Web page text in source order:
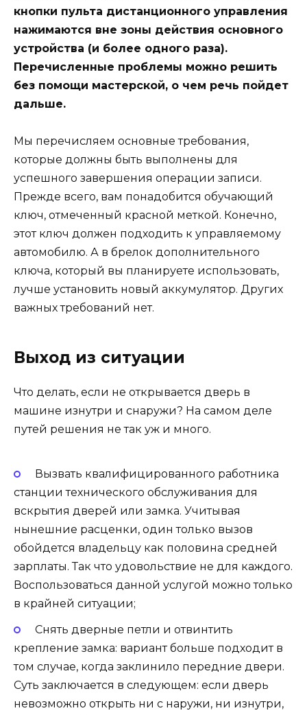
кнопки пульта дистанционного управления
нажимаются вне зоны действия основного
устройства (и более одного раза).
Перечисленные проблемы можно решить
без помощи мастерской, о чем речь пойдет
дальше.
Мы перечисляем основные требования,
которые должны быть выполнены для
успешного завершения операции записи.
Прежде всего, вам понадобится обучающий
ключ, отмеченный красной меткой. Конечно,
этот ключ должен подходить к управляемому
автомобилю. А в брелок дополнительного
ключа, который вы планируете использовать,
лучше установить новый аккумулятор. Других
важных требований нет.
Выход из ситуации
Что делать, если не открывается дверь в
машине изнутри и снаружи? На самом деле
путей решения не так уж и много.
Вызвать квалифицированного работника
станции технического обслуживания для
вскрытия дверей или замка. Учитывая
нынешние расценки, один только вызов
обойдется владельцу как половина средней
зарплаты. Так что удовольствие не для каждого.
Воспользоваться данной услугой можно только
в крайней ситуации;
Снять дверные петли и отвинтить
крепление замка: вариант больше подходит в
том случае, когда заклинило передние двери.
Суть заключается в следующем: если дверь
невозможно открыть ни с наружи, ни изнутри,